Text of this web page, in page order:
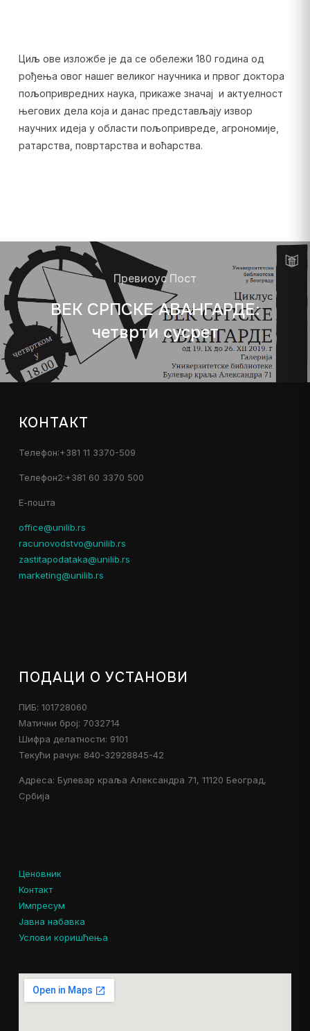
Циљ ове изложбе је да се обележи 180 година од
рођења овог нашег великог научника и првог доктора
пољопривредних наука, прикаже значај и актуелност
његових дела која и данас представљају извор
научних идеја у области пољопривреде, агрономије,
ратарства, повртарства и воћарства.
Превиоус Пост
ВЕК СРПСКЕ АВАНГАРДЕ:
четврти сусрет
КОНТАКТ
Телефон:+381 11 3370-509
Телефон2:+381 60 3370 500
Е-пошта
office@unilib.rs
racunovodstvo@unilib.rs
zastitapodataka@unilib.rs
marketing@unilib.rs
ПОДАЦИ О УСТАНОВИ
ПИБ: 101728060
Матични број: 7032714
Шифра делатности: 9101
Текући рачун: 840-32928845-42
Адреса: Булевар краља Александра 71, 11120 Београд,
Србија
Ценовник
Контакт
Импресум
Јавна набавка
Услови коришћења